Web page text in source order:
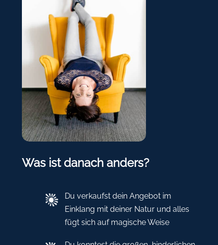
Was ist danach anders?
Du verkaufst dein Angebot im
Einklang mit deiner Natur und alles
fügt sich auf magische Weise